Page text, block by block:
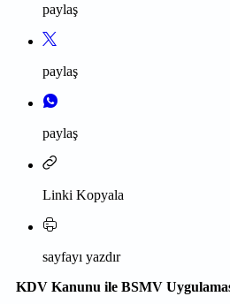
paylaş
paylaş
paylaş
Linki Kopyala
sayfayı yazdır
KDV Kanunu ile BSMV